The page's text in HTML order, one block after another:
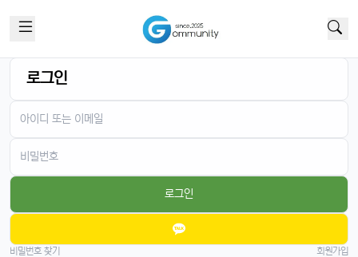
로그인
로그인
비밀번호 찾기 회원가입